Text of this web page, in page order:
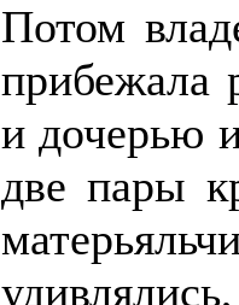
Потом
прибежала
и дочерью
две пары